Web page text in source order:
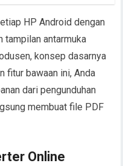
HP Android dengan
antarmuka
konsep dasarnya
fitur bawaan ini, Anda
dari pengunduhan
membuat file PDF
Online